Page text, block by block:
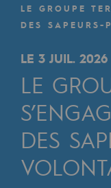
Une
Une
Notre
Une
Notre
LE GROUPE
DES SAPEURS-
LE 3 JUIL. 2026
LE
DES